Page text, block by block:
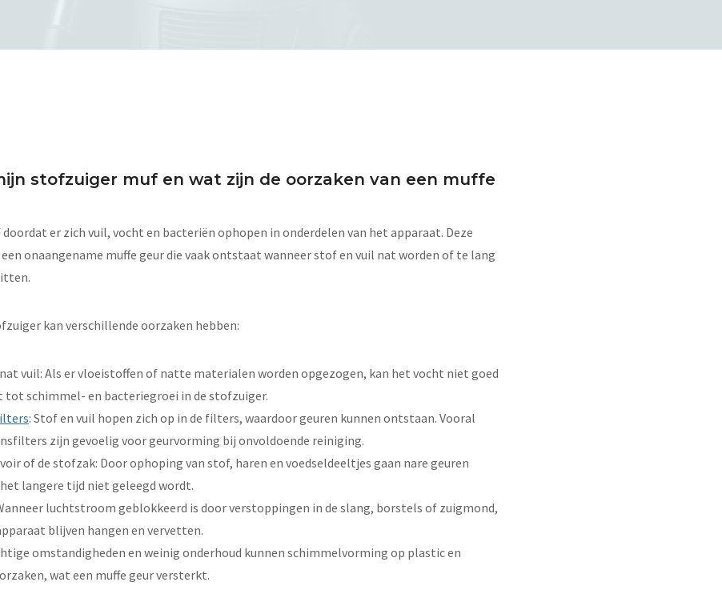
stofzuiger muf en wat zijn de oorzaken van een muffe
er zich vuil, vocht en bacteriën ophopen in onderdelen van het apparaat. Deze
onaangename muffe geur die vaak ontstaat wanneer stof en vuil nat worden of te lang
kan verschillende oorzaken hebben:
vuil: Als er vloeistoffen of natte materialen worden opgezogen, kan het vocht niet goed
tot schimmel- en bacteriegroei in de stofzuiger.
: Stof en vuil hopen zich op in de filters, waardoor geuren kunnen ontstaan. Vooral
zijn gevoelig voor geurvorming bij onvoldoende reiniging.
of de stofzak: Door ophoping van stof, haren en voedseldeeltjes gaan nare geuren
langere tijd niet geleegd wordt.
luchtstroom geblokkeerd is door verstoppingen in de slang, borstels of zuigmond,
blijven hangen en vervetten.
omstandigheden en weinig onderhoud kunnen schimmelvorming op plastic en
wat een muffe geur versterkt.